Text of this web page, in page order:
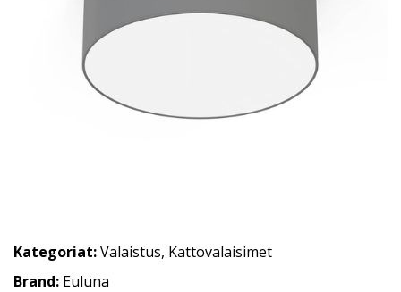
Kategoriat:Valaistus, Kattovalaisimet
Brand: Euluna